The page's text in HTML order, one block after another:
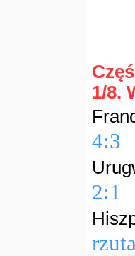
1/8.
4:3
2:1